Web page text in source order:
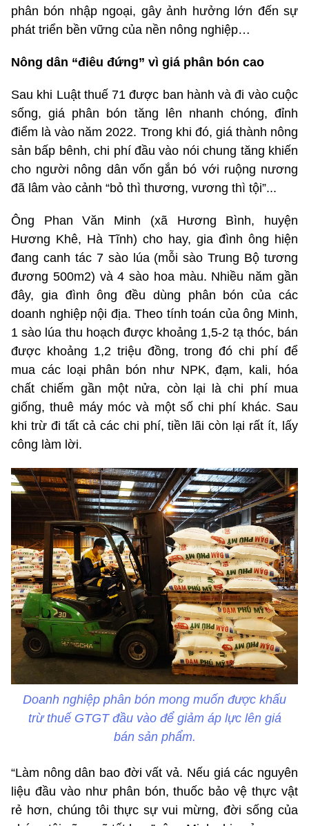
phân bón nhập ngoại, gây ảnh hưởng lớn đến sự
phát triển bền vững của nền nông nghiệp…
Nông dân “điêu đứng” vì giá phân bón cao
Sau khi Luật thuế 71 được ban hành và đi vào cuộc
sống, giá phân bón tăng lên nhanh chóng, đỉnh
điểm là vào năm 2022. Trong khi đó, giá thành nông
sản bấp bênh, chi phí đầu vào nói chung tăng khiến
cho người nông dân vốn gắn bó với ruộng nương
đã lâm vào cảnh “bỏ thì thương, vương thì tội”...
Ông Phan Văn Minh (xã Hương Bình, huyện
Hương Khê, Hà Tĩnh) cho hay, gia đình ông hiện
đang canh tác 7 sào lúa (mỗi sào Trung Bộ tương
đương 500m2) và 4 sào hoa màu. Nhiều năm gần
đây, gia đình ông đều dùng phân bón của các
doanh nghiệp nội địa. Theo tính toán của ông Minh,
1 sào lúa thu hoạch được khoảng 1,5-2 tạ thóc, bán
được khoảng 1,2 triệu đồng, trong đó chi phí để
mua các loại phân bón như NPK, đạm, kali, hóa
chất chiếm gần một nửa, còn lại là chi phí mua
giống, thuê máy móc và một số chi phí khác. Sau
khi trừ đi tất cả các chi phí, tiền lãi còn lại rất ít, lấy
công làm lời.
Doanh nghiệp phân bón mong muốn được khấu
trừ thuế GTGT đầu vào để giảm áp lực lên giá
bán sản phẩm.
“Làm nông dân bao đời vất vả. Nếu giá các nguyên
liệu đầu vào như phân bón, thuốc bảo vệ thực vật
rẻ hơn, chúng tôi thực sự vui mừng, đời sống của